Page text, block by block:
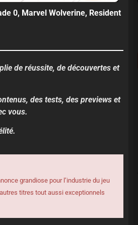
0, Marvel Wolverine, Resident
de réussite, de découvertes et
des tests, des previews et
vous.
grandiose pour l’industrie du jeu
titres tout aussi exceptionnels